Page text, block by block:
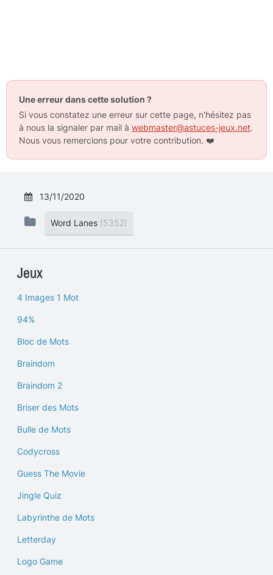
Une erreur dans cette solution ?
Si vous constatez une erreur sur cette page, n'hésitez pas
à nous la signaler par mail à webmaster@astuces-jeux.net.
Nous vous remercions pour votre contribution. ❤️
13/11/2020
Word Lanes (5352)
Jeux
4 Images 1 Mot
94%
Bloc de Mots
Braindom
Braindom 2
Briser des Mots
Bulle de Mots
Codycross
Guess The Movie
Jingle Quiz
Labyrinthe de Mots
Letterday
Logo Game